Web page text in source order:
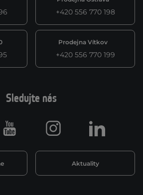
+420 556 770 198
Prodejna Vítkov
+420 556 770 199
Sledujte nás
Aktuality
Youtube Instagram LinkedIn